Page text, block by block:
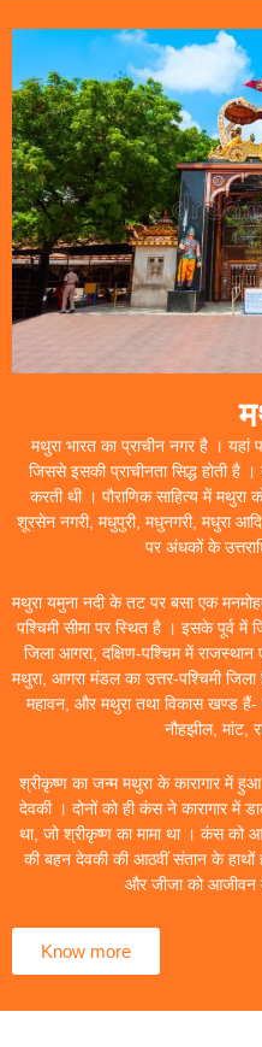
मथुरा भारत का प्राचीन नगर है ।
जिससे इसकी प्राचीनता सिद्ध होती
करती थी । पौराणिक साहित्य में
शूरसेन नगरी, मधुपुरी, मधुनगरी, मधुरा
पर अंधकों के
मथुरा यमुना नदी के तट पर बसा एक
पश्चिमी सीमा पर स्थित है । इसके पूर्व में
जिला आगरा, दक्षिण-पश्चिम में राजस्थान
मथुरा, आगरा मंडल का उत्तर-पश्चिमी
महावन, और मथुरा तथा विकास खण्ड हैं-
नौहझील, मांट,
श्रीकृष्ण का जन्म मथुरा के कारागार में
देवकी । दोनों को ही कंस ने कारागार में
था, जो श्रीकृष्ण का मामा था । कंस को
की बहन देवकी की आठवीं संतान के
और जीजा को आजीवन
Know more